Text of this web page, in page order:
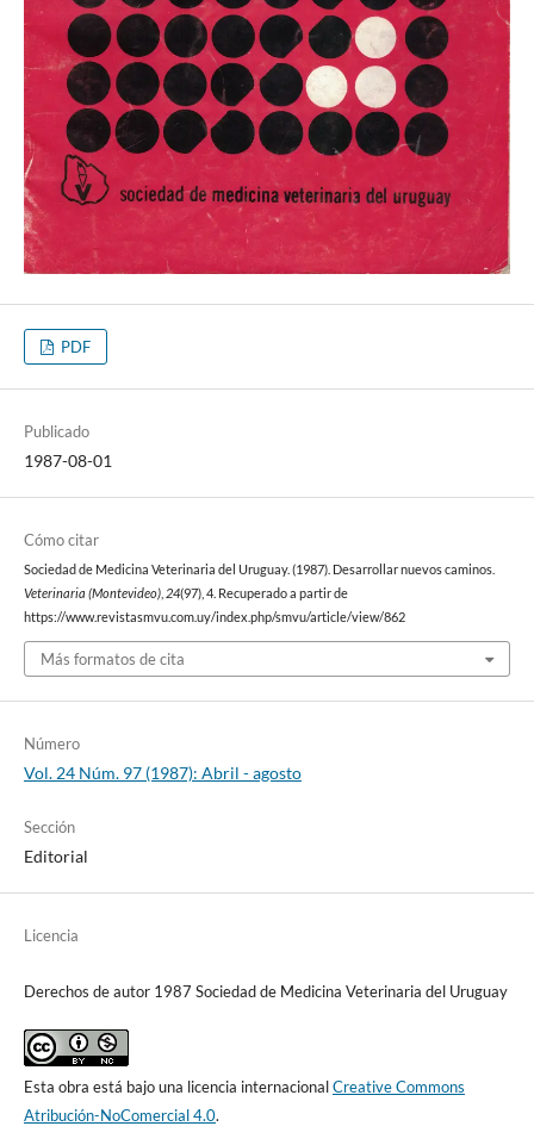
PDF
Publicado
1987-08-01
Cómo citar
Sociedad de Medicina Veterinaria del Uruguay. (1987). Desarrollar nuevos caminos.
Veterinaria (Montevideo), 24(97), 4. Recuperado a partir de
https://www.revistasmvu.com.uy/index.php/smvu/article/view/862
Más formatos de cita
Número
Vol. 24 Núm. 97 (1987): Abril - agosto
Sección
Editorial
Licencia
Derechos de autor 1987 Sociedad de Medicina Veterinaria del Uruguay
Esta obra está bajo una licencia internacionalCreative Commons
Atribución-NoComercial 4.0.